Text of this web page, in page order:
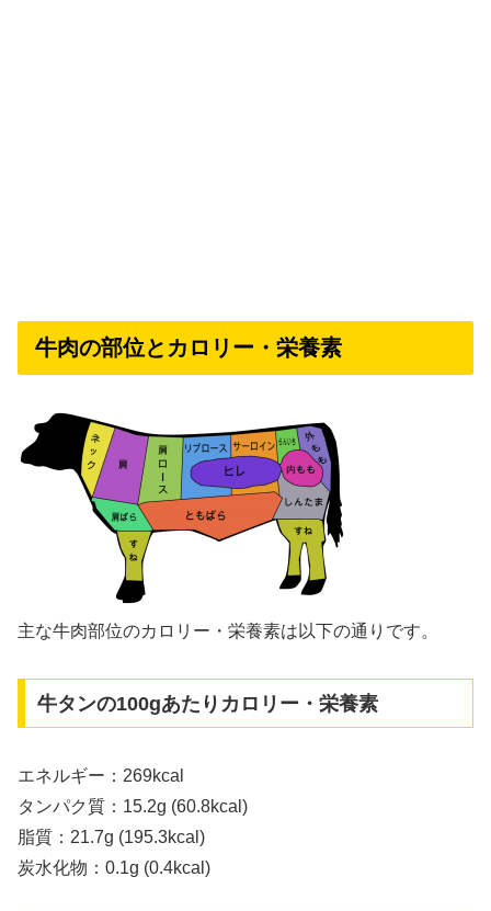
牛肉の部位とカロリー・栄養素
主な牛肉部位のカロリー・栄養素は以下の通りです。
牛タンの100gあたりカロリー・栄養素
エネルギー：269kcal
タンパク質：15.2g (60.8kcal)
脂質：21.7g (195.3kcal)
炭水化物：0.1g (0.4kcal)